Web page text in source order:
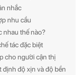
nhắc
nhu cầu
nhau thế nào?
tác đặc biệt
cho người cận thị
định độ xịn và độ bền